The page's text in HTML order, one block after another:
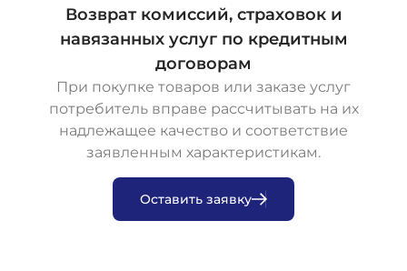
Возврат комиссий, страховок и
навязанных услуг по кредитным
договорам
При покупке товаров или заказе услуг
потребитель вправе рассчитывать на их
надлежащее качество и соответствие
заявленным характеристикам.
Оставить заявку